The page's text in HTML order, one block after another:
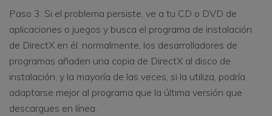
Paso 3: Si el problema persiste, ve a tu CD o DVD de
aplicaciones o juegos y busca el programa de instalación
de DirectX en él. normalmente, los desarrolladores de
programas añaden una copia de DirectX al disco de
instalación, y la mayoría de las veces, si la utiliza, podría
adaptarse mejor al programa que la última versión que
descargues en línea.